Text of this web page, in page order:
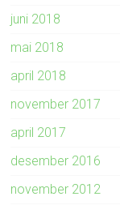
juni 2018
mai 2018
april 2018
november 2017
april 2017
desember 2016
november 2012